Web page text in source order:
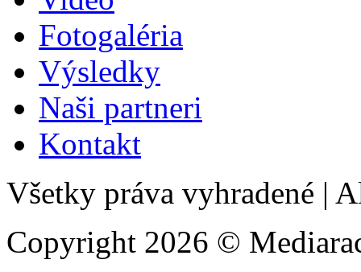
Fotogaléria
Výsledky
Naši partneri
Kontakt
Všetky práva vyhradené |
Copyright 2026 ©